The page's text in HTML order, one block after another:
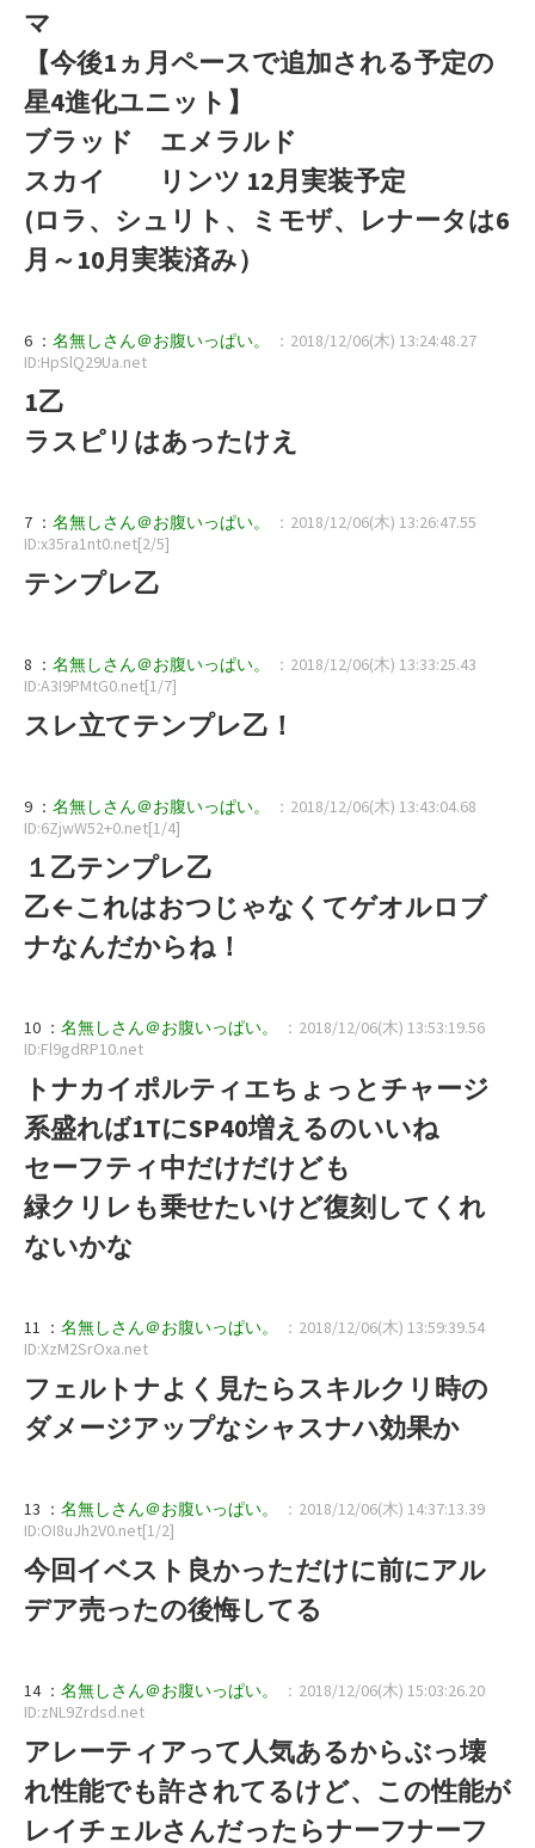
マ
【今後1ヵ月ペースで追加される予定の
星4進化ユニット】
ブラッド エメラルド
スカイ リンツ 12月実装予定
(ロラ、シュリト、ミモザ、レナータは6
月～10月実装済み）
6 ： 名無しさん＠お腹いっぱい。
：2018/12/06(木) 13:24:48.27
ID:HpSlQ29Ua.net
1乙
ラスピリはあったけえ
7 ： 名無しさん＠お腹いっぱい。
：2018/12/06(木) 13:26:47.55
ID:x35ra1nt0.net[2/5]
テンプレ乙
8 ： 名無しさん＠お腹いっぱい。
：2018/12/06(木) 13:33:25.43
ID:A3I9PMtG0.net[1/7]
スレ立てテンプレ乙！
9 ： 名無しさん＠お腹いっぱい。
：2018/12/06(木) 13:43:04.68
ID:6ZjwW52+0.net[1/4]
１乙テンプレ乙
乙←これはおつじゃなくてゲオルロブ
ナなんだからね！
10 ： 名無しさん＠お腹いっぱい。
：2018/12/06(木) 13:53:19.56
ID:Fl9gdRP10.net
トナカイポルティエちょっとチャージ
系盛れば1TにSP40増えるのいいね
セーフティ中だけだけども
緑クリレも乗せたいけど復刻してくれ
ないかな
11 ： 名無しさん＠お腹いっぱい。
：2018/12/06(木) 13:59:39.54
ID:XzM2SrOxa.net
フェルトナよく見たらスキルクリ時の
ダメージアップなシャスナハ効果か
13 ： 名無しさん＠お腹いっぱい。
：2018/12/06(木) 14:37:13.39
ID:OI8uJh2V0.net[1/2]
今回イベスト良かっただけに前にアル
デア売ったの後悔してる
14 ： 名無しさん＠お腹いっぱい。
：2018/12/06(木) 15:03:26.20
ID:zNL9Zrdsd.net
アレーティアって人気あるからぶっ壊
れ性能でも許されてるけど、この性能が
レイチェルさんだったらナーフナーフ